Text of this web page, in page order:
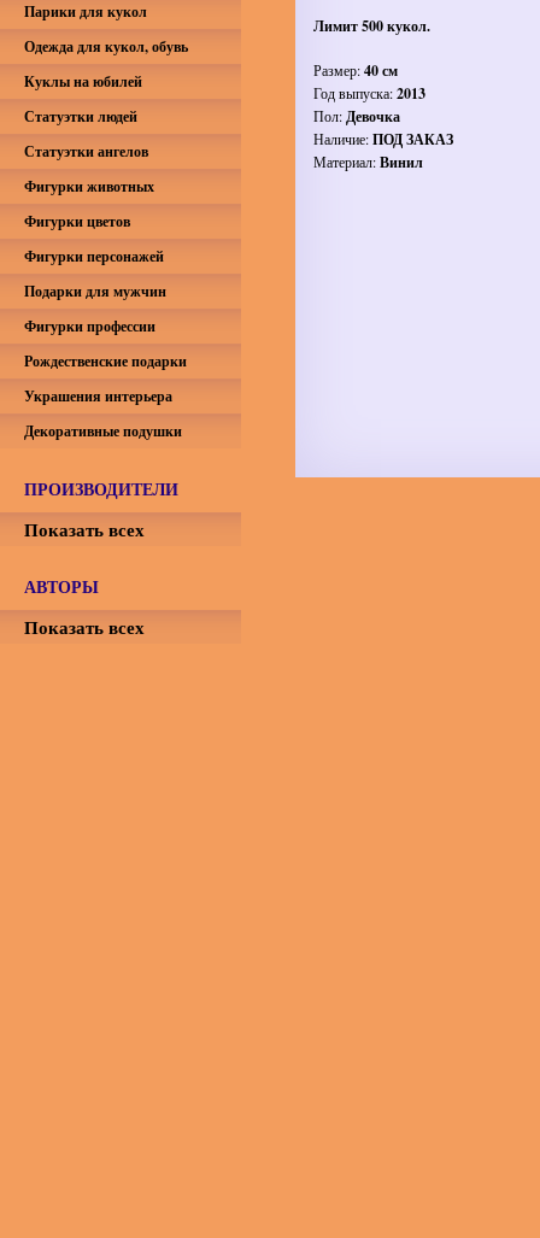
Лимит 500 кукол.
Размер:40 см
Год выпуска:2013
Пол:Девочка
Наличие:ПОД ЗАКАЗ
Материал:Винил
Парики для кукол
Одежда для кукол, обувь
Куклы на юбилей
Статуэтки людей
Статуэтки ангелов
Фигурки животных
Фигурки цветов
Фигурки персонажей
Подарки для мужчин
Фигурки профессии
Рождественские подарки
Украшения интерьера
Декоративные подушки
ПРОИЗВОДИТЕЛИ
Показать всех
АВТОРЫ
Показать всех